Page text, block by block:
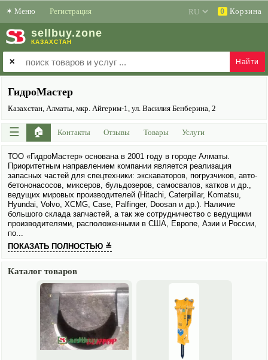
✶ Меню Регистрация 0 Корзина
sell buy.zone
КАЗАХСТАН
✕
ГидроМастер
Казахстан, Алматы, мкр. Айгерим-1, ул. Василия Бенберина, 2
☰ 🏠 Контакты Отзывы Товары Услуги
ТОО «ГидроМастер» основана в 2001 году в городе Алматы.
Приоритетным направлением компании является реализация
запасных частей для спецтехники: экскаваторов, погрузчиков, авто­
бетононасосов, миксеров, бульдозеров, самосвалов, катков и др.,
ведущих мировых производителей (Hitachi, Caterpillar, Komatsu,
Hyundai, Volvo, XCMG, Case, Palfinger, Doosan и др.). Наличие
большого склада запчастей, а так же сотрудничество с ведущими
производителями, расположенными в США, Европе, Азии и России,
по...
ПОКАЗАТЬ ПОЛНОСТЬЮ ≚
Каталог товаров